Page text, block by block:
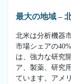
最大の地域 –
北米は分析機器
市場シェアの
は、強力な研究
ア、製薬、研究
ています。アメ